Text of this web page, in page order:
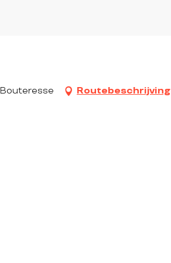
Routebeschrijving